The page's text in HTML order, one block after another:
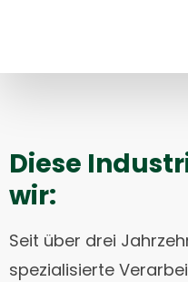
Diese
wir:
Seit über drei
spezialisierte